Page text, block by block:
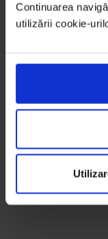
Continuarea
utilizării cookie-